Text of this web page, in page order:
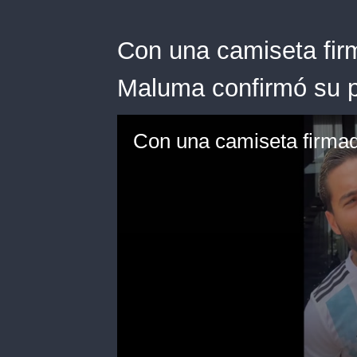
Con una camiseta
Maluma confirmó su